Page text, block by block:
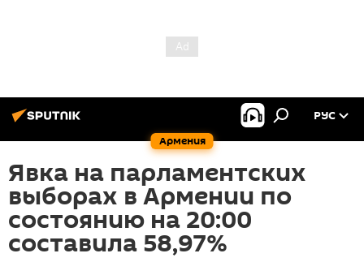
Армения
РУС
Явка на парламентских
выборах в Армении по
состоянию на 20:00
составила 58,97%